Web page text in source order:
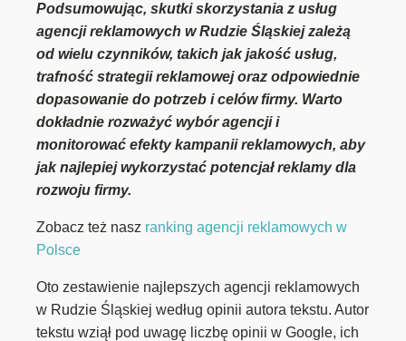
Podsumowując, skutki skorzystania z usług
agencji reklamowych w Rudzie Śląskiej zależą
od wielu czynników, takich jak jakość usług,
trafność strategii reklamowej oraz odpowiednie
dopasowanie do potrzeb i celów firmy. Warto
dokładnie rozważyć wybór agencji i
monitorować efekty kampanii reklamowych, aby
jak najlepiej wykorzystać potencjał reklamy dla
rozwoju firmy.
Zobacz też nasz ranking agencji reklamowych w
Polsce
Oto zestawienie najlepszych agencji reklamowych
w Rudzie Śląskiej według opinii autora tekstu. Autor
tekstu wziął pod uwagę liczbę opinii w Google, ich